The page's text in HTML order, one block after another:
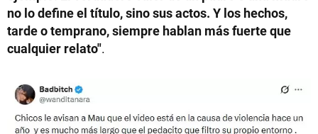
no lo define el título, sino sus actos. Y los hechos,
tarde o temprano, siempre hablan más fuerte que
cualquier relato".